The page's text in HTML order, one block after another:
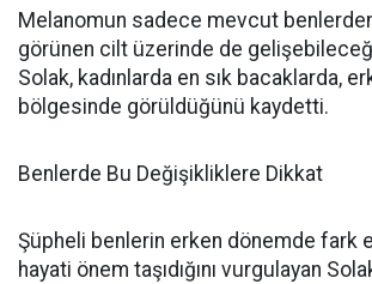
Melanomun sadece mevcut
görünen cilt üzerinde de
Solak, kadınlarda en sık bacaklarda,
bölgesinde görüldüğünü kaydetti.
Benlerde Bu Değişikliklere Dikkat
Şüpheli benlerin erken dönemde fark
hayati önem taşıdığını vurgulayan